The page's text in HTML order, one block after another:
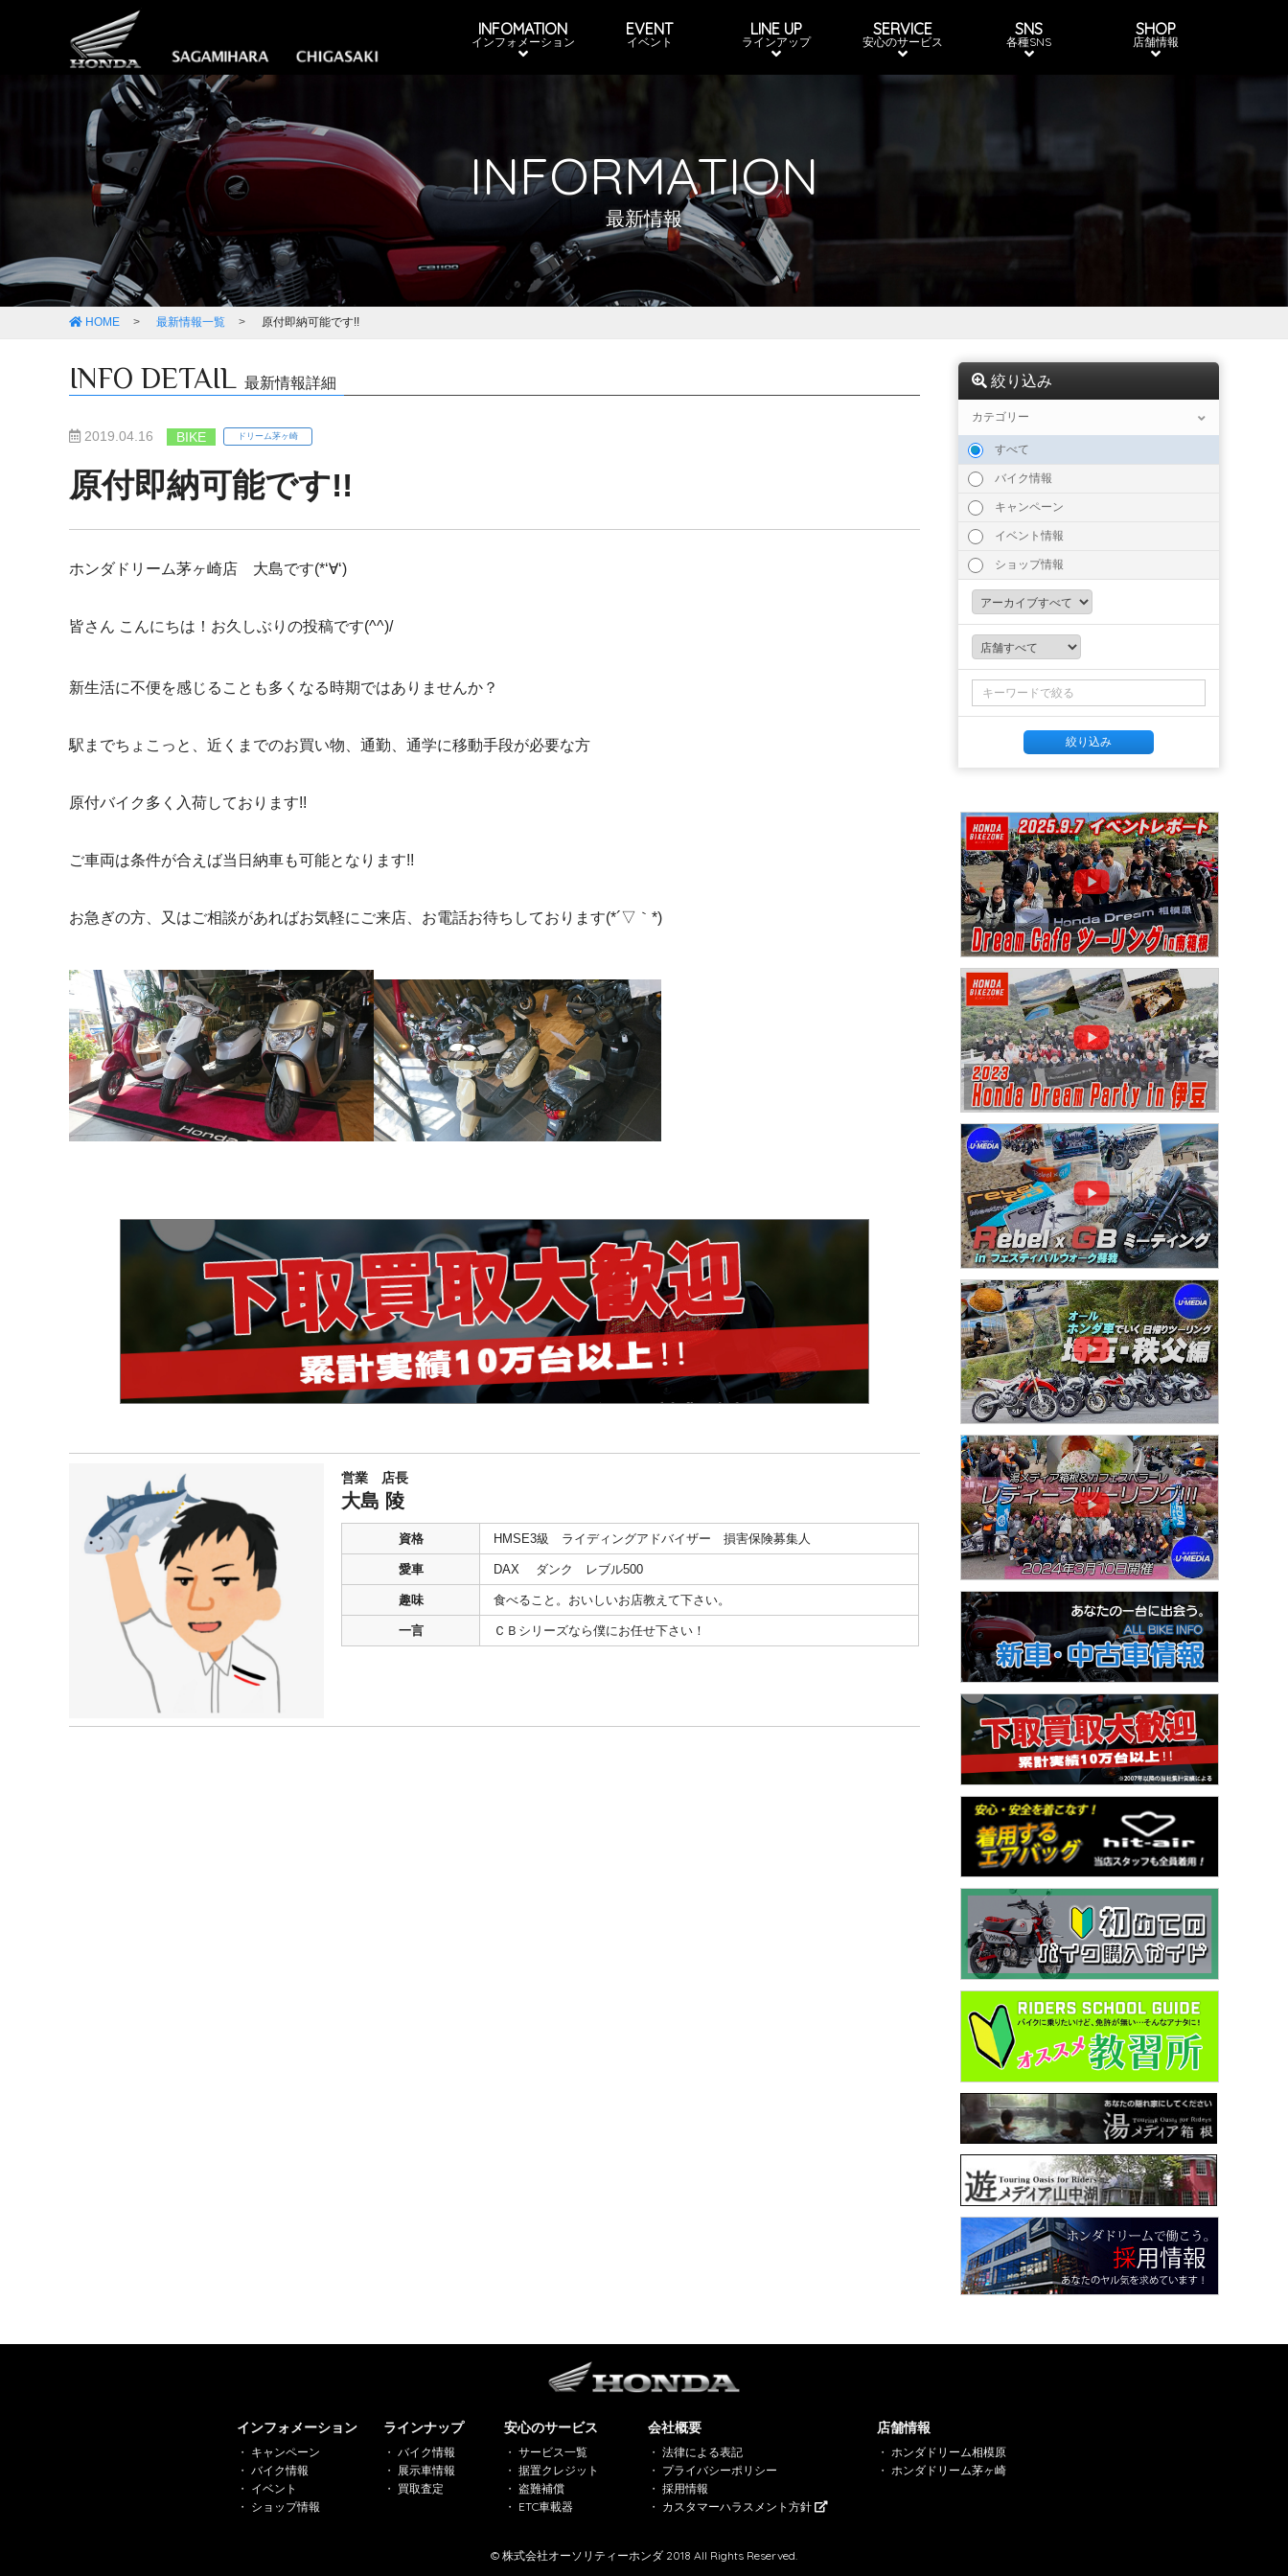
INFOMATION
インフォメーション
EVENT
イベント
LINE UP
ラインアップ
SERVICE
安心のサービス
SNS
各種SNS
SHOP
店舗情報
INFORMATION
最新情報
HOME 最新情報一覧 原付即納可能です!!
絞り込み
カテゴリー
すべて
バイク情報
キャンペーン
イベント情報
ショップ情報
INFO DETAIL 最新情報詳細
2019.04.16 BIKE ドリーム茅ヶ崎
原付即納可能です!!
ホンダドリーム茅ヶ崎店 大島です(*‘∀‘)
皆さん こんにちは！お久しぶりの投稿です(^^)/
新生活に不便を感じることも多くなる時期ではありませんか？
駅までちょこっと、近くまでのお買い物、通勤、通学に移動手段が必要な方
原付バイク多く入荷しております!!
ご車両は条件が合えば当日納車も可能となります!!
お急ぎの方、又はご相談があればお気軽にご来店、お電話お待ちしております(*´▽｀*)
営業 店長
大島 陵
資格 HMSE3級 ライディングアドバイザー 損害保険募集人
愛車 DAX ダンク レブル500
趣味 食べること。おいしいお店教えて下さい。
一言 ＣＢシリーズなら僕にお任せ下さい！
インフォメーション
キャンペーン
バイク情報
イベント
ショップ情報
ラインナップ
バイク情報
展示車情報
買取査定
安心のサービス
サービス一覧
据置クレジット
盗難補償
ETC車載器
会社概要
法律による表記
プライバシーポリシー
採用情報
カスタマーハラスメント方針
店舗情報
ホンダドリーム相模原
ホンダドリーム茅ヶ崎
© 株式会社オーソリティーホンダ 2018 All Rights Reserved.